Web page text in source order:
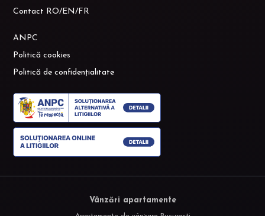
Contact RO/EN/FR
ANPC
Politică cookies
Politică de confidențialitate
Vânzări apartamente